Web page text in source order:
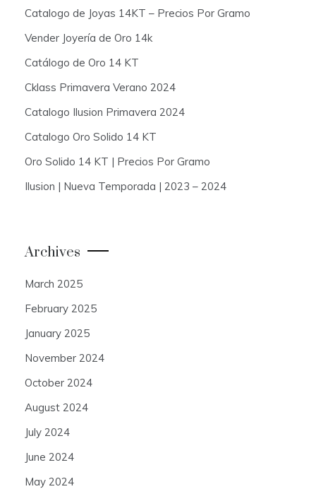
Catalogo de Joyas 14KT – Precios Por Gramo
Vender Joyería de Oro 14k
Catálogo de Oro 14 KT
Cklass Primavera Verano 2024
Catalogo Ilusion Primavera 2024
Catalogo Oro Solido 14 KT
Oro Solido 14 KT | Precios Por Gramo
Ilusion | Nueva Temporada | 2023 – 2024
Archives
March 2025
February 2025
January 2025
November 2024
October 2024
August 2024
July 2024
June 2024
May 2024